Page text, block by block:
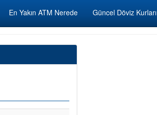
En Yakın ATM Nerede Güncel Döviz Kurları